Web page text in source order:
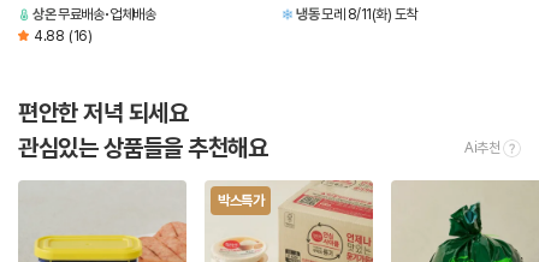
상온무료배송 업체배송
4.88 (16)
냉동 모레 8/11(화) 도착
편안한 저녁 되세요
관심있는 상품들을 추천해요
Ai추천
박스특가